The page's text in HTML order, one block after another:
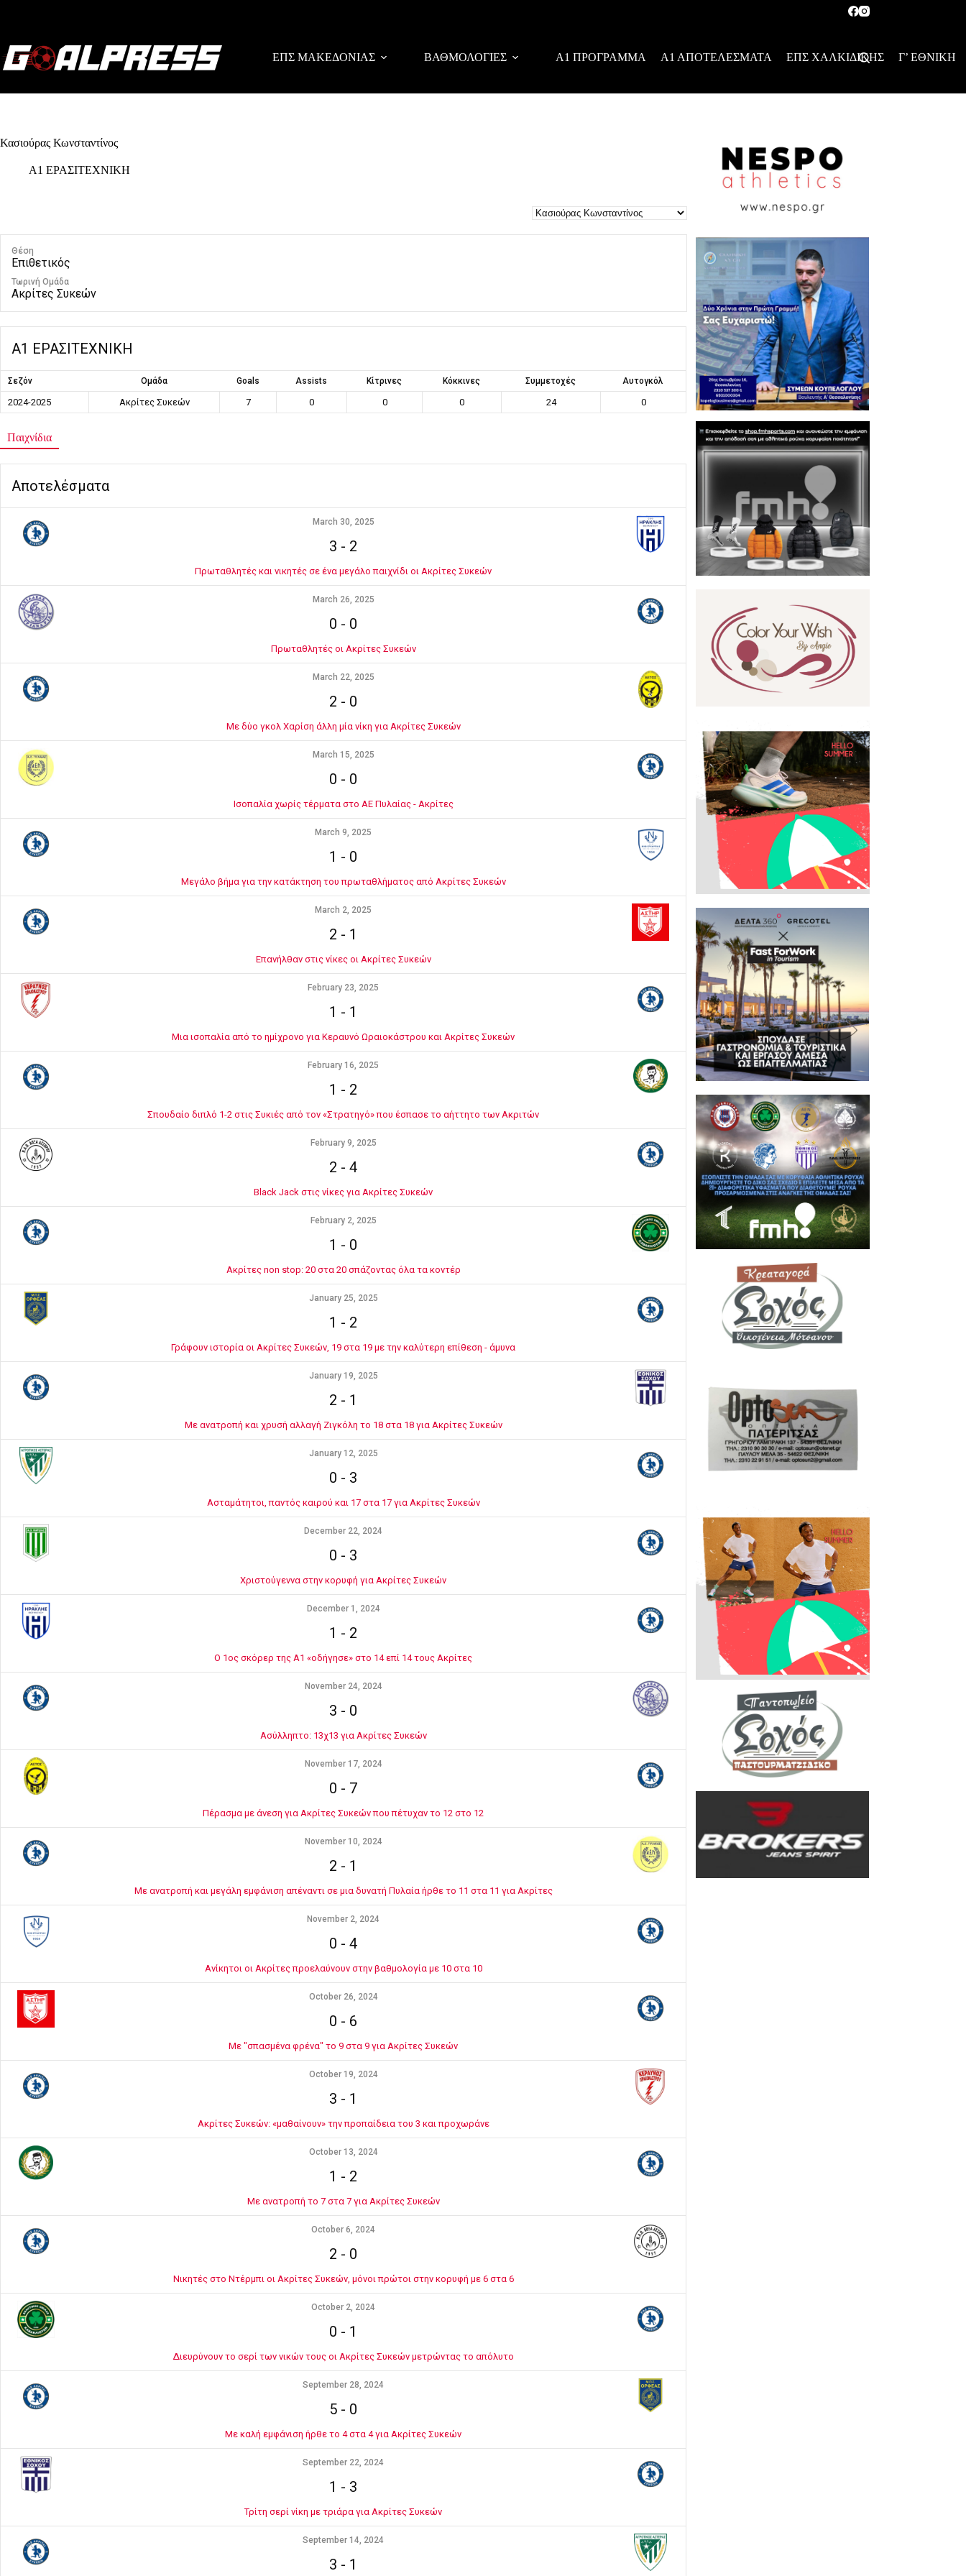
ΕΠΣ ΜΑΚΕΔΟΝΙΑΣ ΒΑΘΜΟΛΟΓΙΕΣ Α1 ΠΡΟΓΡΑΜΜΑ Α1 ΑΠΟΤΕΛΕΣΜΑΤΑ ΕΠΣ ΧΑΛΚΙΔΙΚΗΣ Γ’ ΕΘΝΙΚΗ
Κασιούρας Κωνσταντίνος
Α1 ΕΡΑΣΙΤΕΧΝΙΚΗ
Θέση
Επιθετικός
Τωρινή Ομάδα
Ακρίτες Συκεών
Α1 ΕΡΑΣΙΤΕΧΝΙΚΗ
Σεζόν Ομάδα Goals Assists Κίτρινες Κόκκινες Συμμετοχές Αυτογκόλ
2024-2025 Ακρίτες Συκεών 7 0 0 0 24 0
Παιχνίδια
Αποτελέσματα
March 30, 2025
3 - 2
Πρωταθλητές και νικητές σε ένα μεγάλο παιχνίδι οι Ακρίτες Συκεών
March 26, 2025
0 - 0
Πρωταθλητές οι Ακρίτες Συκεών
March 22, 2025
2 - 0
Με δύο γκολ Χαρίση άλλη μία νίκη για Ακρίτες Συκεών
March 15, 2025
0 - 0
Ισοπαλία χωρίς τέρματα στο ΑΕ Πυλαίας - Ακρίτες
March 9, 2025
1 - 0
Μεγάλο βήμα για την κατάκτηση του πρωταθλήματος από Ακρίτες Συκεών
March 2, 2025
2 - 1
Επανήλθαν στις νίκες οι Ακρίτες Συκεών
February 23, 2025
1 - 1
Μια ισοπαλία από το ημίχρονο για Κεραυνό Ωραιοκάστρου και Ακρίτες Συκεών
February 16, 2025
1 - 2
Σπουδαίο διπλό 1-2 στις Συκιές από τον «Στρατηγό» που έσπασε το αήττητο των Ακριτών
February 9, 2025
2 - 4
Black Jack στις νίκες για Ακρίτες Συκεών
February 2, 2025
1 - 0
Ακρίτες non stop: 20 στα 20 σπάζοντας όλα τα κοντέρ
January 25, 2025
1 - 2
Γράφουν ιστορία οι Ακρίτες Συκεών, 19 στα 19 με την καλύτερη επίθεση - άμυνα
January 19, 2025
2 - 1
Με ανατροπή και χρυσή αλλαγή Ζιγκόλη το 18 στα 18 για Ακρίτες Συκεών
January 12, 2025
0 - 3
Ασταμάτητοι, παντός καιρού και 17 στα 17 για Ακρίτες Συκεών
December 22, 2024
0 - 3
Χριστούγεννα στην κορυφή για Ακρίτες Συκεών
December 1, 2024
1 - 2
Ο 1ος σκόρερ της Α1 «οδήγησε» στο 14 επί 14 τους Ακρίτες
November 24, 2024
3 - 0
Ασύλληπτο: 13χ13 για Ακρίτες Συκεών
November 17, 2024
0 - 7
Πέρασμα με άνεση για Ακρίτες Συκεών που πέτυχαν το 12 στο 12
November 10, 2024
2 - 1
Με ανατροπή και μεγάλη εμφάνιση απέναντι σε μια δυνατή Πυλαία ήρθε το 11 στα 11 για Ακρίτες
November 2, 2024
0 - 4
Ανίκητοι οι Ακρίτες προελαύνουν στην βαθμολογία με 10 στα 10
October 26, 2024
0 - 6
Με "σπασμένα φρένα" το 9 στα 9 για Ακρίτες Συκεών
October 19, 2024
3 - 1
Ακρίτες Συκεών: «μαθαίνουν» την προπαίδεια του 3 και προχωράνε
October 13, 2024
1 - 2
Με ανατροπή το 7 στα 7 για Ακρίτες Συκεών
October 6, 2024
2 - 0
Νικητές στο Ντέρμπι οι Ακρίτες Συκεών, μόνοι πρώτοι στην κορυφή με 6 στα 6
October 2, 2024
0 - 1
Διευρύνουν το σερί των νικών τους οι Ακρίτες Συκεών μετρώντας το απόλυτο
September 28, 2024
5 - 0
Με καλή εμφάνιση ήρθε το 4 στα 4 για Ακρίτες Συκεών
September 22, 2024
1 - 3
Τρίτη σερί νίκη με τριάρα για Ακρίτες Συκεών
September 14, 2024
3 - 1